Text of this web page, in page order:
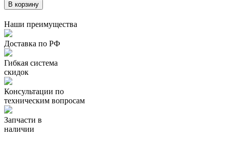
В корзину
Наши преимущества
Доставка по РФ
Гибкая система
скидок
Консультации по
техническим вопросам
Запчасти в
наличии